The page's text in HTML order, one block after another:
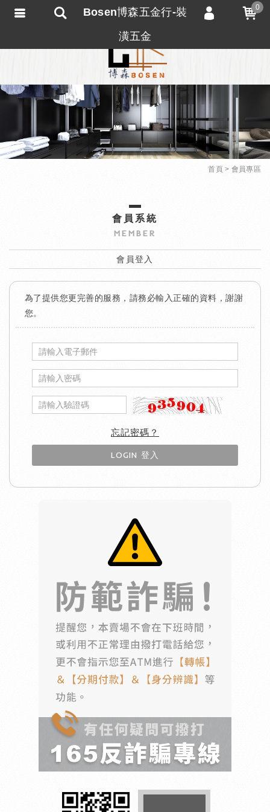
首頁 會員專區
會員系統
MEMBER
會員登入
為了提供您更完善的服務，請務必輸入正確的資料，謝謝
您。
忘記密碼？
LOGIN 登入
Bosen博森五金行-裝
潢五金
0
會員登入
忘記密碼
訂單查詢
匯款通知